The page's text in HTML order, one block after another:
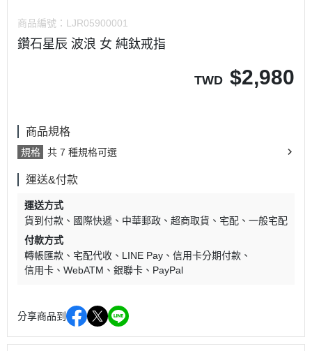
商品編號： LJR05900001
鑽石星辰 波浪 女 純鈦戒指
TWD $2,980
商品規格
規格 共 7 種規格可選
運送&付款
運送方式
貨到付款
國際快遞 中華郵政 超商取貨 宅配
一般宅配
付款方式
轉帳匯款
宅配代收 LINE Pay
信用卡分期付款
信用卡
WebATM 銀聯卡 PayPal
分享商品到